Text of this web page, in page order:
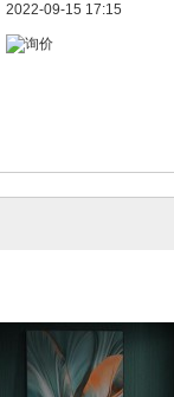
2022-09-15 17:15